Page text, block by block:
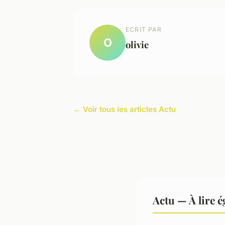
O
ECRIT PAR
olivie
← Voir tous les articles Actu
Actu — À lire